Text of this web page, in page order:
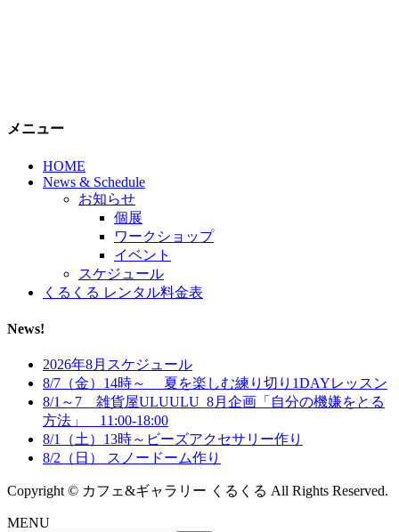
メニュー
HOME
News & Schedule
お知らせ
個展
ワークショップ
イベント
スケジュール
くるくる レンタル料金表
News!
2026年8月スケジュール
8/7（金）14時～ 夏を楽しむ練り切り1DAYレッスン
8/1～7 雑貨屋ULUULU_8月企画「自分の機嫌をとる
方法」 11:00-18:00
8/1（土）13時～ビーズアクセサリー作り
8/2（日） スノードーム作り
Copyright © カフェ&ギャラリー くるくる All Rights Reserved.
MENU